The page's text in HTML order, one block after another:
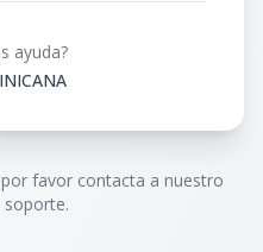
ayuda?
favor contacta a nuestro
soporte.